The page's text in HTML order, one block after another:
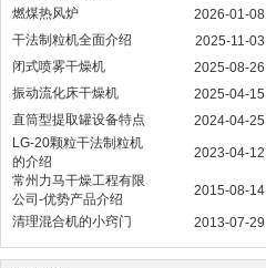
燃煤热风炉
2026-01-08
干法制粒机全面介绍
2025-11-03
闭式喷雾干燥机
2025-08-26
振动流化床干燥机
2025-04-15
直筒型提取罐设备特点
2024-04-25
LG-20颗粒干法制粒机
的介绍
2023-04-12
常州力马干燥工程有限
公司-优势产品介绍
2015-08-14
清理混合机的小窍门
2013-07-29